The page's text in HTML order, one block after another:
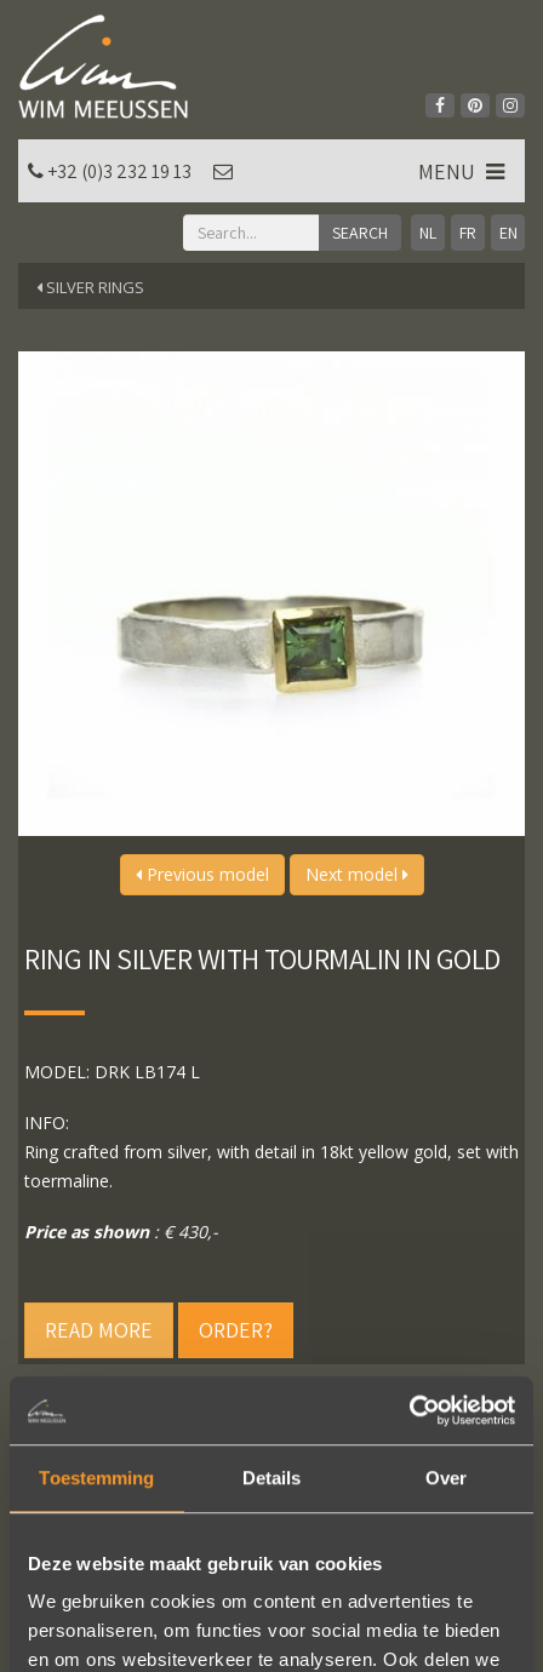
Toestemming Details Over
Deze website maakt gebruik van cookies
We gebruiken cookies om content en advertenties te
personaliseren, om functies voor social media te bieden
en om ons websiteverkeer te analyseren. Ook delen we
NL FR EN
+32 (0)3 232 19 13 MENU
SILVER RINGS
Previous model Next model
RING IN SILVER WITH TOURMALIN IN GOLD
MODEL: DRK LB174 L
INFO:
Ring crafted from silver, with detail in 18kt yellow gold, set with
toermaline.
Price as shown: € 430,-
READ MORE ORDER?
FOLLOW US ON SOCIAL MEDIA